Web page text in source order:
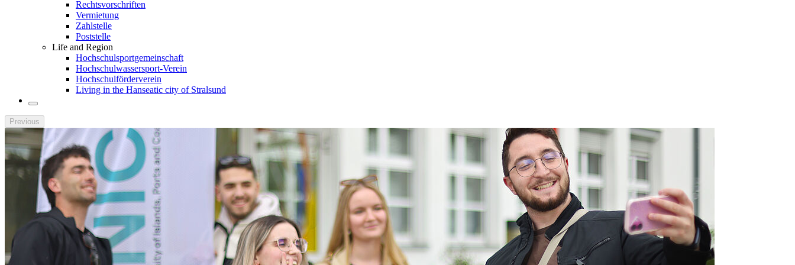
Rechtsvorschriften
Vermietung
Zahlstelle
Poststelle
Life and Region
Hochschulsportgemeinschaft
Hochschulwassersport-Verein
Hochschulförderverein
Living in the Hanseatic city of Stralsund
Previous